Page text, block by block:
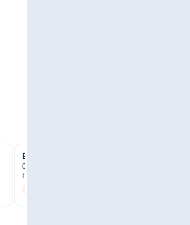
Bulevardul General Paul Teodorescu 4
061344 Bucureşti
Distanza: 2,21 km